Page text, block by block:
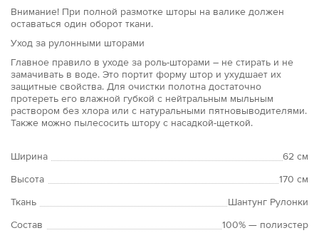
Внимание! При полной размотке шторы на валике должен
оставаться один оборот ткани.
Уход за рулонными шторами
Главное правило в уходе за роль-шторами – не стирать и не
замачивать в воде. Это портит форму штор и ухудшает их
защитные свойства. Для очистки полотна достаточно
протереть его влажной губкой с нейтральным мыльным
раствором без хлора или с натуральными пятновыводителями.
Также можно пылесосить штору с насадкой-щеткой.
Ширина
62 см
Высота
170 см
Ткань
Шантунг Рулонки
Состав
100% — полиэстер